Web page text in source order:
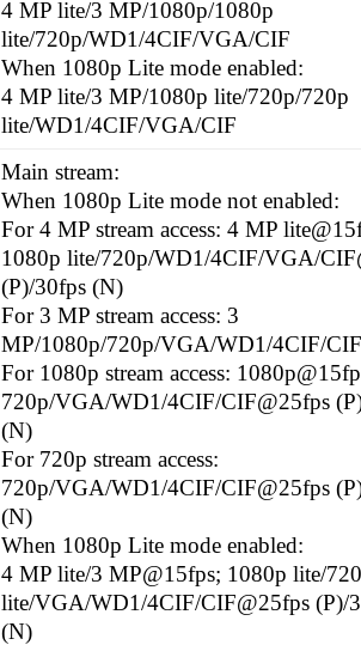
4 MP lite/3 MP/1080p/1080p
lite/720p/WD1/4CIF/VGA/CIF
When 1080p Lite mode enabled:
4 MP lite/3 MP/1080p lite/720p/720p
lite/WD1/4CIF/VGA/CIF
Main stream:
When 1080p Lite mode not enabled:
For 4 MP stream access: 4 MP
1080p lite/720p/WD1/4CIF/VGA/
(P)/30fps (N)
For 3 MP stream access: 3
MP/1080p/720p/VGA/WD1/4CIF/
For 1080p stream access:
720p/VGA/WD1/4CIF/CIF@25fps
(N)
For 720p stream access:
720p/VGA/WD1/4CIF/CIF@25fps
(N)
When 1080p Lite mode enabled:
4 MP lite/3 MP@15fps; 1080p lite/
lite/VGA/WD1/4CIF/CIF@25fps (P)/
(N)